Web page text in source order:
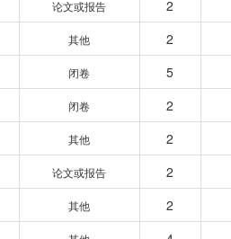
论文或报告 2
其他 2
闭卷 5
闭卷 2
其他 2
论文或报告 2
其他 2